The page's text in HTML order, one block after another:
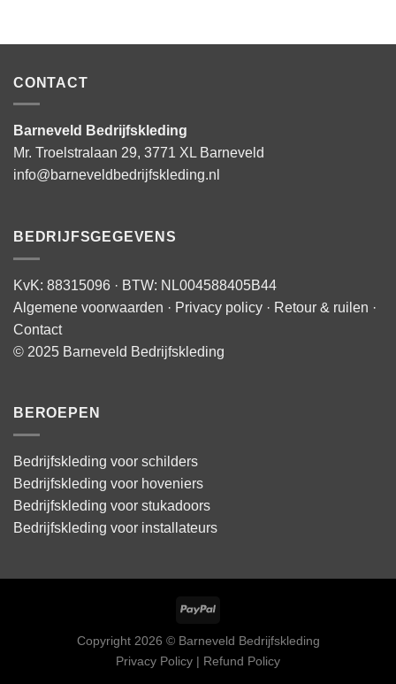
CONTACT
Barneveld Bedrijfskleding
Mr. Troelstralaan 29, 3771 XL Barneveld
info@barneveldbedrijfskleding.nl
BEDRIJFSGEGEVENS
KvK: 88315096 · BTW: NL004588405B44
Algemene voorwaarden · Privacy policy · Retour & ruilen ·
Contact
© 2025 Barneveld Bedrijfskleding
BEROEPEN
Bedrijfskleding voor schilders
Bedrijfskleding voor hoveniers
Bedrijfskleding voor stukadoors
Bedrijfskleding voor installateurs
Copyright 2026 © Barneveld Bedrijfskleding
Privacy Policy | Refund Policy